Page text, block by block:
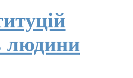
людини